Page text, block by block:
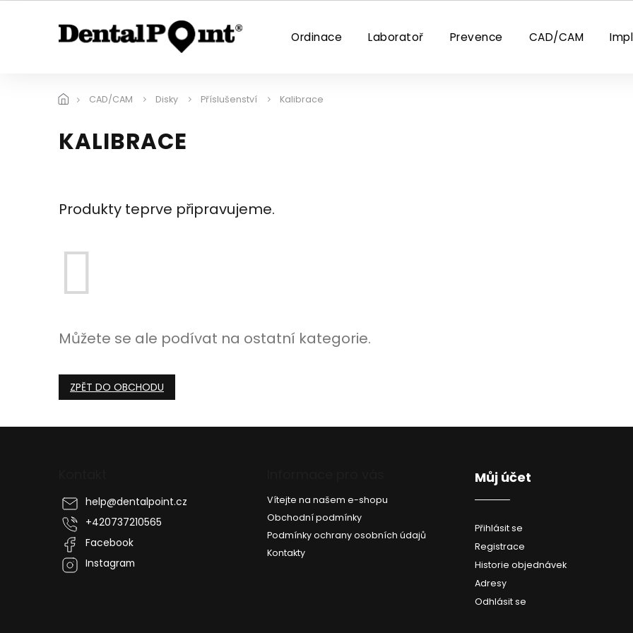
Ordinace Laboratoř Prevence CAD/CAM
CAD/CAM Disky Příslušenství Kalibrace
KALIBRACE
Produkty teprve připravujeme.
Můžete se ale podívat na ostatní kategorie.
ZPĚT DO OBCHODU
help@dentalpoint.cz
+420737210565
Facebook
Instagram
Vítejte na našem e-shopu
Obchodní podmínky
Podmínky ochrany osobních údajů
Kontakty
Můj účet
Přihlásit se
Registrace
Historie objednávek
Adresy
Odhlásit se